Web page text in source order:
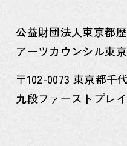
公益財団法人東京都
アーツカウンシル東京
〒102-0073 東京都千
九段ファーストプレ